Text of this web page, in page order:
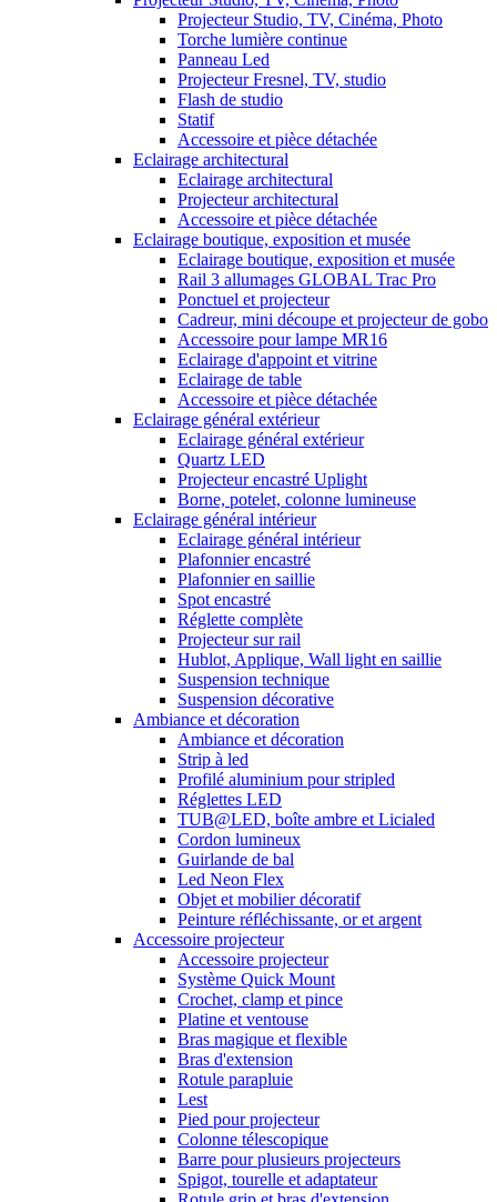
Projecteur Studio, TV, Cinéma, Photo
Torche lumière continue
Panneau Led
Projecteur Fresnel, TV, studio
Flash de studio
Statif
Accessoire et pièce détachée
Eclairage architectural
Eclairage architectural
Projecteur architectural
Accessoire et pièce détachée
Eclairage boutique, exposition et musée
Eclairage boutique, exposition et musée
Rail 3 allumages GLOBAL Trac Pro
Ponctuel et projecteur
Cadreur, mini découpe et projecteur de gobo
Accessoire pour lampe MR16
Eclairage d'appoint et vitrine
Eclairage de table
Accessoire et pièce détachée
Eclairage général extérieur
Eclairage général extérieur
Quartz LED
Projecteur encastré Uplight
Borne, potelet, colonne lumineuse
Eclairage général intérieur
Eclairage général intérieur
Plafonnier encastré
Plafonnier en saillie
Spot encastré
Réglette complète
Projecteur sur rail
Hublot, Applique, Wall light en saillie
Suspension technique
Suspension décorative
Ambiance et décoration
Ambiance et décoration
Strip à led
Profilé aluminium pour stripled
Réglettes LED
TUB@LED, boîte ambre et Licialed
Cordon lumineux
Guirlande de bal
Led Neon Flex
Objet et mobilier décoratif
Peinture réfléchissante, or et argent
Accessoire projecteur
Accessoire projecteur
Système Quick Mount
Crochet, clamp et pince
Platine et ventouse
Bras magique et flexible
Bras d'extension
Rotule parapluie
Lest
Pied pour projecteur
Colonne télescopique
Barre pour plusieurs projecteurs
Spigot, tourelle et adaptateur